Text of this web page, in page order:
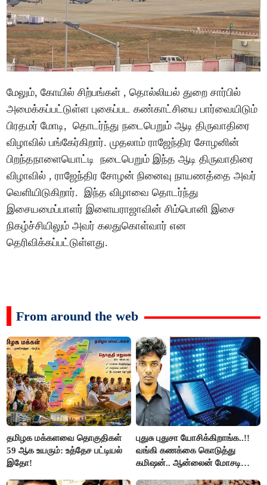
மேலும், கோயில் சிற்பங்கள் , தொல்லியல் துறை சார்பில்
அமைக்கப்பட்டுள்ள புகைப்பட கண்காட்சியை பார்வையிடும்
பிரதமர் மோடி, தொடர்ந்து நடைபெறும் ஆடி திருவாதிரை
விழாவில் பங்கேர்கிறார். முதலாம் ராஜேந்திர சோழனின்
பிறந்தநாளையொட்டி நடைபெறும் இந்த ஆடி திருவாதிரை
விழாவில் , ராஜேந்திர சோழன் நினைவு நாயணத்தை அவர்
வெளியிடுகிறார். இந்த விழாவை தொடர்ந்து
இசையமைப்பாளர் இளையராஜாவின் சிம்பொனி இசை
நிகழ்ச்சியிலும் அவர் கலதுகொள்வார் என
தெரிவிக்கப்பட்டுள்ளது.
From around the web
தமிழக மக்களவை தொகுதிகள்
59 ஆக உயரும்: உத்தேச பட்டியல்
இதோ!
புதுசு புதுசா யோசிக்கிறாங்க..!!
வங்கி கணக்கை கொடுத்து
கமிஷன்.. ஆன்லைன் மோசடி